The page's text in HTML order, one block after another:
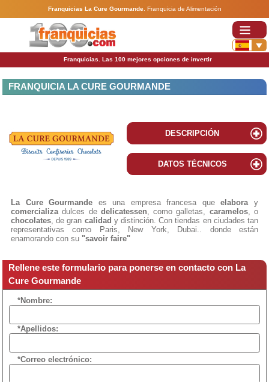
Franquicias La Cure Gourmande. Franquicia de Alimentación
Franquicias. Las 100 mejores opciones de invertir
FRANQUICIA LA CURE GOURMANDE
DESCRIPCIÓN
DATOS TÉCNICOS
La Cure Gourmande es una empresa francesa queelaboray
comercializadulces de delicatessen, como galletas, caramelos, o
chocolates, de gran calidad y distinción. Con tiendas en ciudades tan
representativas como Paris, New York, Dubai.. donde están
enamorando con su "savoir faire"
Rellene este formulario para ponerse en contacto con La
Cure Gourmande
*Nombre:
*Apellidos:
*Correo electrónico: